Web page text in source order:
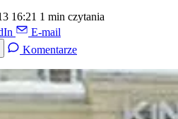
16:21 1 min czytania
E-mail
Komentarze